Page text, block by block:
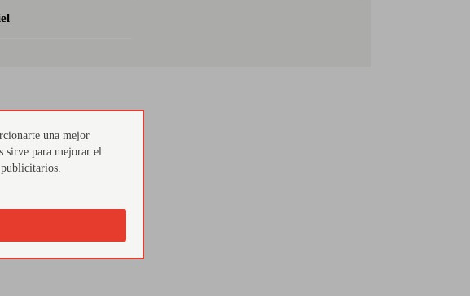
una mejor
sirve para mejorar el